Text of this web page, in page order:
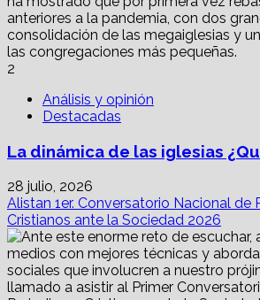
2
Análisis y opinión
Destacadas
La dinámica de las iglesias
28 julio, 2026
Alistan 1er. Conversatorio Nacional de
Cristianos ante la Sociedad 2026